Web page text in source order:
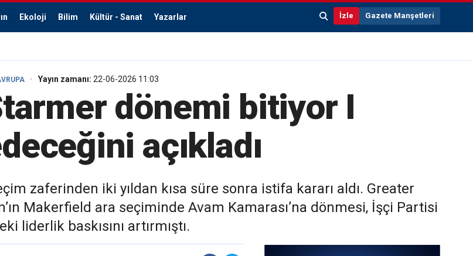
Ekoloji Bilim Kültür - Sanat Yazarlar İzle Gazete Manşetleri
Yayın zamanı: 22-06-2026 11:03
dönemi bitiyor I
açıkladı
zaferinden iki yıldan kısa süre sonra istifa kararı aldı. Greater
Makerfield ara seçiminde Avam Kamarası’na dönmesi, İşçi Partisi
liderlik baskısını artırmıştı.